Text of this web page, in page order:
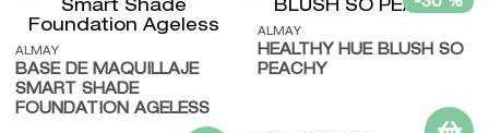
ALMAY
BASE DE MAQUILLAJE
SMART SHADE
FOUNDATION AGELESS
ALMAY
HEALTHY HUE BLUSH SO
PEACHY